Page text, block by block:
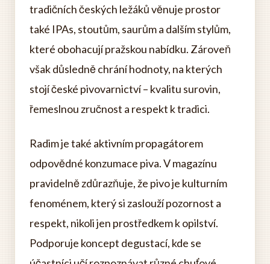
tradičních českých ležáků věnuje prostor
také IPAs, stoutům, saurům a dalším stylům,
které obohacují pražskou nabídku. Zároveň
však důsledně chrání hodnoty, na kterých
stojí české pivovarnictví – kvalitu surovin,
řemeslnou zručnost a respekt k tradici.
Radim je také aktivním propagátorem
odpovědné konzumace piva. V magazínu
pravidelně zdůrazňuje, že pivo je kulturním
fenoménem, který si zaslouží pozornost a
respekt, nikoli jen prostředkem k opilství.
Podporuje koncept degustací, kde se